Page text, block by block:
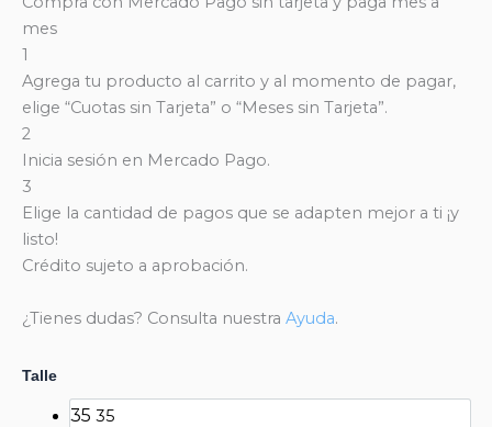
mes
1
Agrega tu producto al carrito y al momento de pagar,
elige “Cuotas sin Tarjeta” o “Meses sin Tarjeta”.
2
Inicia sesión en Mercado Pago.
3
Elige la cantidad de pagos que se adapten mejor a ti ¡y
listo!
Crédito sujeto a aprobación.
¿Tienes dudas? Consulta nuestra Ayuda.
Talle
35 35